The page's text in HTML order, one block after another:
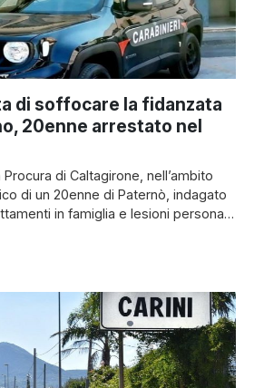
di soffocare la fidanzata
20enne arrestato nel
Procura di Caltagirone, nell’ambito
di un 20enne di Paternò, indagato
in famiglia e lesioni personali,
dal gip del Tribunale etneo la
misura […]